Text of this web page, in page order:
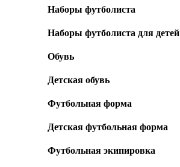
Наборы футболиста
Наборы футболиста для детей
Обувь
Детская обувь
Футбольная форма
Детская футбольная форма
Футбольная экипировка